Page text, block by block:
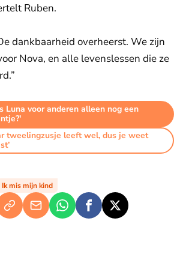
Ruben.
dankbaarheid overheerst. We zijn
Nova, en alle levenslessen die ze
Luna voor anderen alleen nog een
tweelingzusje leeft wel, dus je weet
Ik mis mijn kind